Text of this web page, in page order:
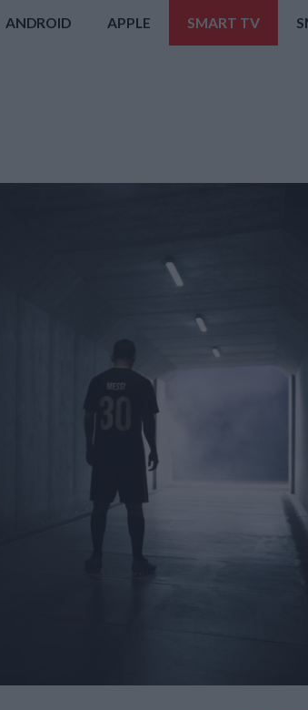
ANDROID APPLE SMART TV